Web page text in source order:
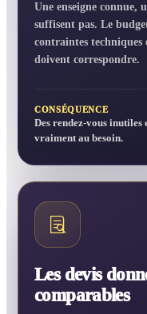
Une enseigne connue,
suffisent pas. Le
contraintes techniques
doivent correspondre.
CONSÉQUENCE
Des rendez-vous inutiles
vraiment au besoin.
Les devis
comparables